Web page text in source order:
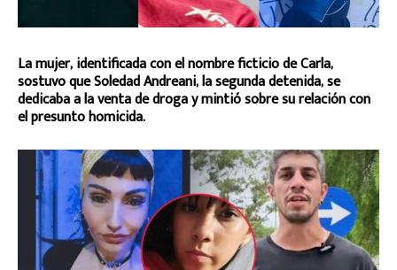
La mujer, identificada con el nombre ficticio de Carla,
sostuvo que Soledad Andreani, la segunda detenida, se
dedicaba a la venta de droga y mintió sobre su relación con
el presunto homicida.